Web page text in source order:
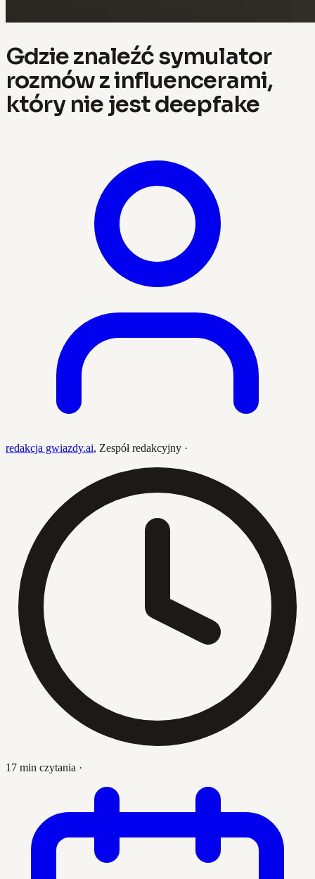
Gdzie znaleźć symulator
rozmów z influencerami,
który nie jest deepfake
redakcja gwiazdy.ai, Zespół redakcyjny ·
17 min czytania ·